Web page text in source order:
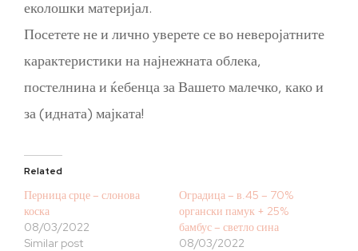
еколошки материјал.
Посетете не и лично уверете се во неверојатните
карактеристики на најнежната облека,
постелнина и ќебенца за Вашето малечко, како и
за (идната) мајката!
Related
Перница срце – слонова
коска
08/03/2022
Similar post
Оградица – в.45 – 70%
органски памук + 25%
бамбус – светло сина
08/03/2022